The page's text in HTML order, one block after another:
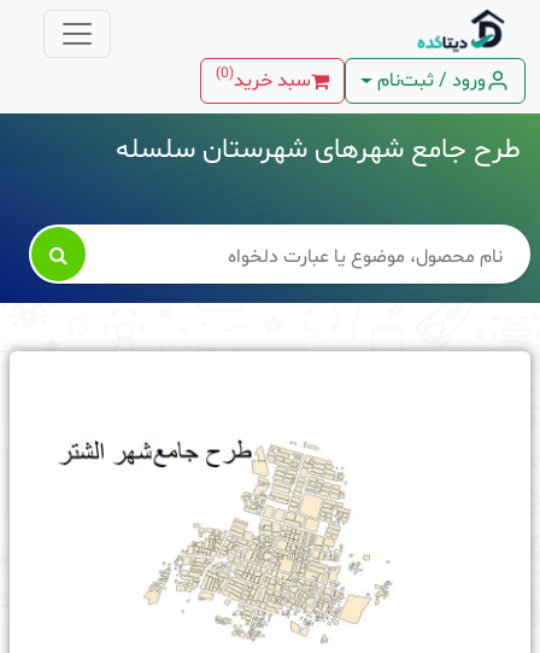
ورود / ثبت‌نام سبد خرید(
0
)
طرح جامع شهرهای شهرستان سلسله
